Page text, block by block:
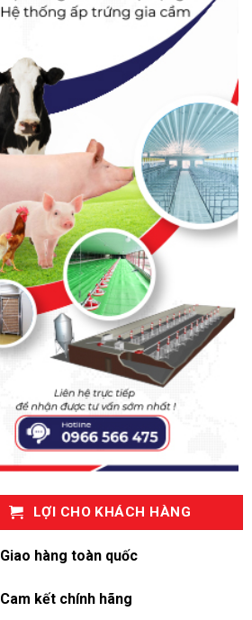
LỢI CHO KHÁCH HÀNG
Giao hàng toàn quốc
Cam kết chính hãng